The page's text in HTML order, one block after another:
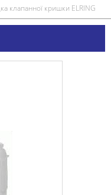
клапанної кришки ELRING